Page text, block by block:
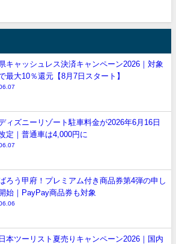
キャッシュレス決済キャンペーン2026｜対象
最大10％還元【8月7日スタート】
ィズニーリゾート駐車料金が2026年6月16日
定｜普通車は4,000円に
ろう甲府！プレミアム付き商品券第4弾の申し
始｜PayPay商品券も対象
本ツーリスト夏売りキャンペーン2026｜国内